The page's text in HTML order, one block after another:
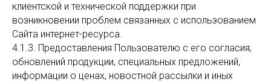
клиентской и технической поддержки при
возникновении проблем связанных с использованием
Сайта интернет-ресурса.
4.1.3. Предоставления Пользователю с его согласия,
обновлений продукции, специальных предложений,
информации о ценах, новостной рассылки и иных